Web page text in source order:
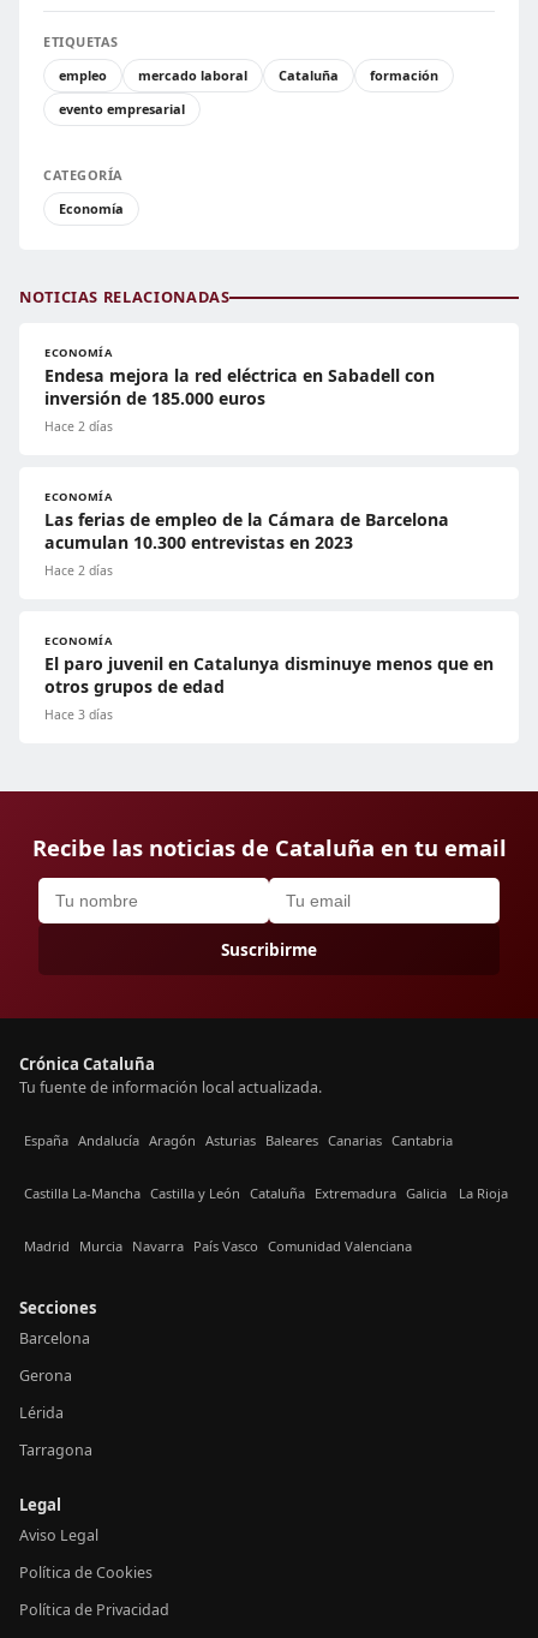
ETIQUETAS
empleo
mercado laboral Cataluña
formación
evento empresarial
CATEGORÍA
Economía
NOTICIAS RELACIONADAS
ECONOMÍA
Endesa mejora la red eléctrica en Sabadell con
inversión de 185.000 euros
Hace 2 días
ECONOMÍA
Las ferias de empleo de la Cámara de Barcelona
acumulan 10.300 entrevistas en 2023
Hace 2 días
ECONOMÍA
El paro juvenil en Catalunya disminuye menos que en
otros grupos de edad
Hace 3 días
Recibe las noticias de Cataluña en tu email
Suscribirme
Crónica Cataluña
Tu fuente de información local actualizada.
España Andalucía Aragón Asturias Baleares Canarias Cantabria
Castilla La-Mancha Castilla y León Cataluña Extremadura Galicia La Rioja
Madrid Murcia Navarra País Vasco Comunidad Valenciana
Secciones
Barcelona
Gerona
Lérida
Tarragona
Legal
Aviso Legal
Política de Cookies
Política de Privacidad